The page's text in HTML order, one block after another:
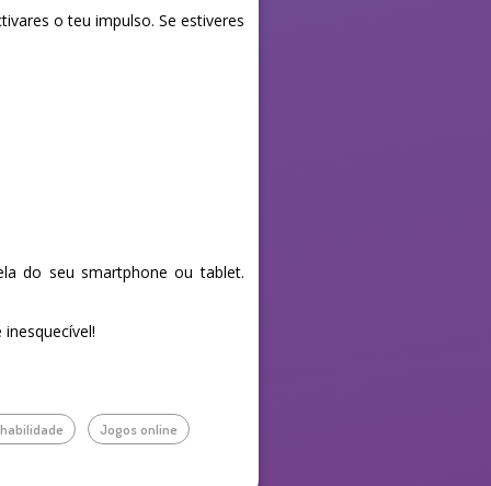
o teu impulso. Se estiveres
do seu smartphone ou tablet.
Jogos online